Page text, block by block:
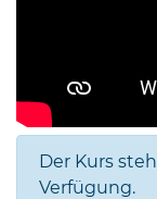
Der Kurs
Verfügung.